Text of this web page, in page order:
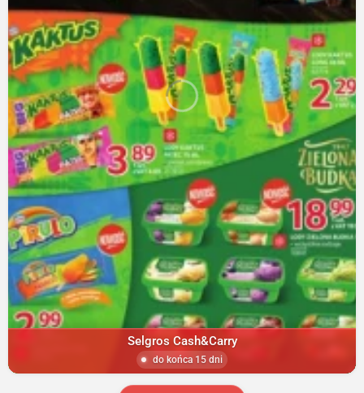
Selgros Cash&Carry
do końca 15 dni